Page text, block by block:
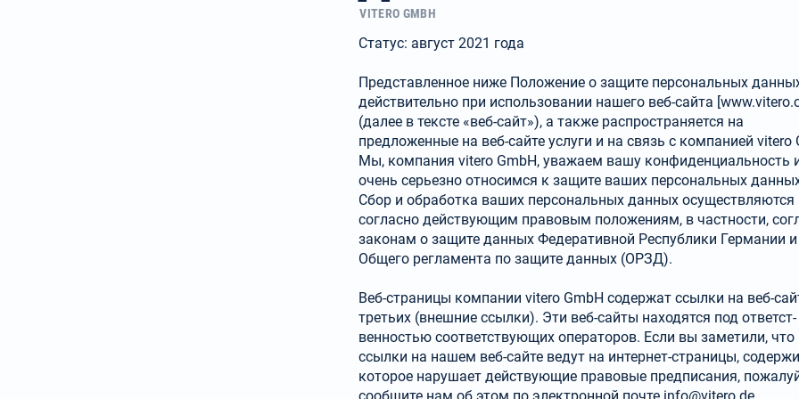
VITERO GMBH
Статус: август 2021 года
Представленное ниже Положение о защите персональных
действительно при использовании нашего веб-сайта
(далее в тексте «веб-сайт»), а также распространяется на
предложенные на веб-сайте услуги и на связь с компанией vitero
Мы, компания vitero GmbH, уважаем вашу конфиденциальность
очень серьезно относимся к защите ваших персональных
Сбор и обработка ваших персональных данных осуществляются
согласно действующим правовым положениям, в частности,
законам о защите данных Федеративной Республики Германии и
Общего регламента по защите данных (ОРЗД).
Веб-страницы компании vitero GmbH содержат ссылки на веб-
третьих (внешние ссылки). Эти веб-сайты находятся под ответст­
венностью соответствующих операторов. Если вы заметили, что
ссылки на нашем веб-сайте ведут на интернет-страницы,
которое нарушает действующие правовые предписания,